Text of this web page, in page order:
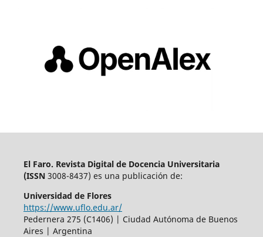
El Faro. Revista Digital de Docencia Universitaria
(ISSN 3008-8437) es una publicación de:
Universidad de Flores
https://www.uflo.edu.ar/
Pedernera 275 (C1406) | Ciudad Autónoma de Buenos
Aires | Argentina